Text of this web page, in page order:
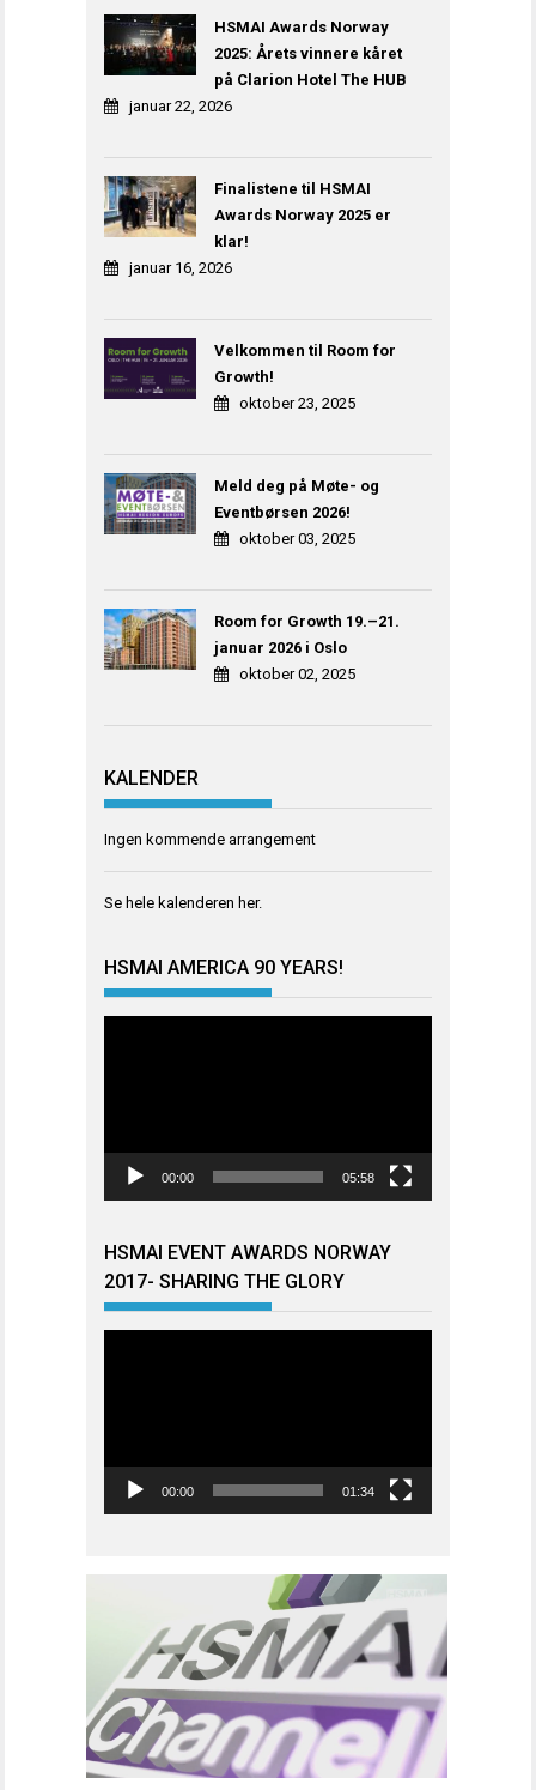
HSMAI Awards Norway
2025: Årets vinnere kåret
på Clarion Hotel The HUB
januar 22, 2026
Finalistene til HSMAI
Awards Norway 2025 er
klar!
januar 16, 2026
Velkommen til Room for
Growth!
oktober 23, 2025
Meld deg på Møte- og
Eventbørsen 2026!
oktober 03, 2025
Room for Growth 19.–21.
januar 2026 i Oslo
oktober 02, 2025
KALENDER
Ingen kommende arrangement
Se hele kalenderen her.
HSMAI AMERICA 90 YEARS!
00:00 05:58
HSMAI EVENT AWARDS NORWAY
2017- SHARING THE GLORY
00:00 01:34